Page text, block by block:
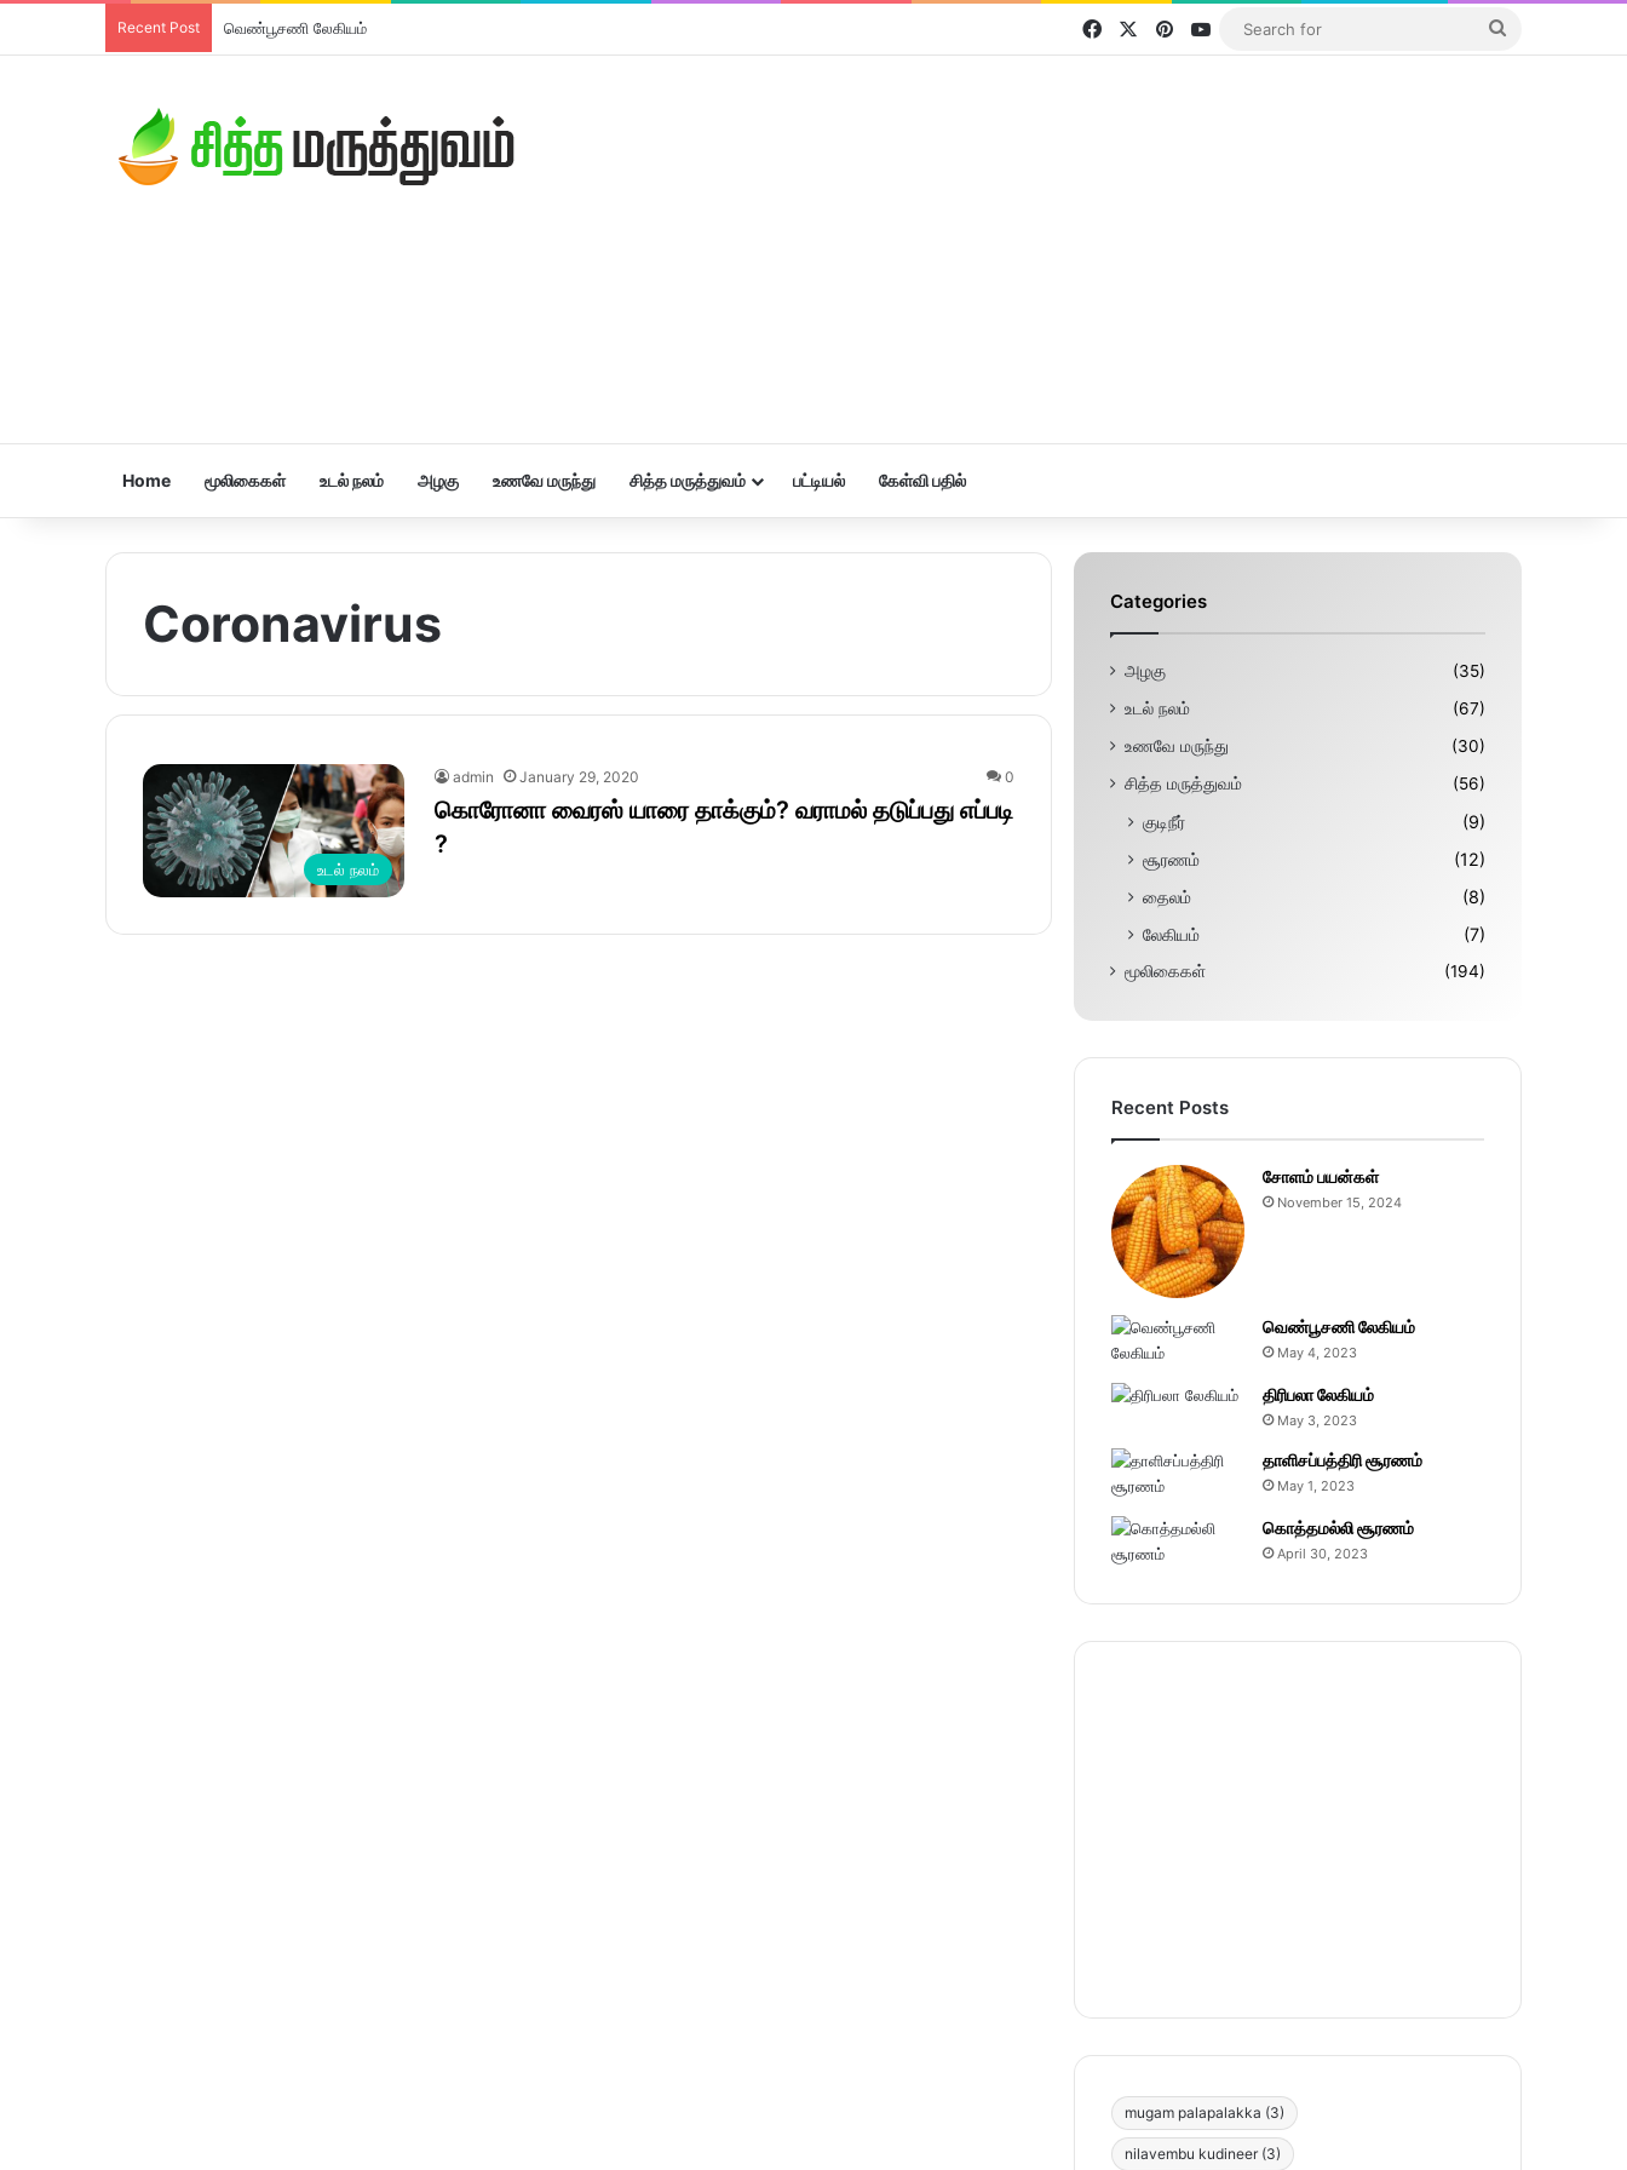
Recent Post வெண்பூசணி லேகியம் FacebookPinterestYouTube
Home மூலிகைகள் உடல் நலம் அழகு உணவே மருந்து சித்த மருத்துவம் பட்டியல் கேள்வி பதில்
Coronavirus
உடல் நலம்
admin January 29, 2020 0
கொரோனா வைரஸ் யாரை தாக்கும்? வராமல் தடுப்பது எப்படி
?
Categories
அழகு
(35)
உடல் நலம்
(67)
உணவே மருந்து
(30)
சித்த மருத்துவம்
(56)
குடிநீர்
(9)
சூரணம்
(12)
தைலம்
(8)
லேகியம்
(7)
மூலிகைகள் (194)
Recent Posts
சோளம் பயன்கள்
November 15, 2024
வெண்பூசணி லேகியம்
May 4, 2023
திரிபலா லேகியம்
May 3, 2023
தாளிசப்பத்திரி சூரணம்
May 1, 2023
கொத்தமல்லி சூரணம்
April 30, 2023
mugam palapalakka (3)
nilavembu kudineer (3)